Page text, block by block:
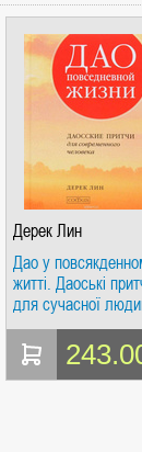
Дерек Лин
Дао у
житті. Даоські
для сучасної
Дерек Лін. Софія